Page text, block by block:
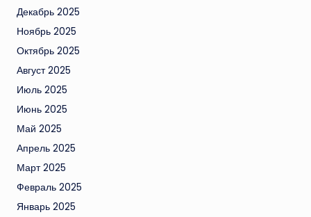
Декабрь 2025
Ноябрь 2025
Октябрь 2025
Август 2025
Июль 2025
Июнь 2025
Май 2025
Апрель 2025
Март 2025
Февраль 2025
Январь 2025